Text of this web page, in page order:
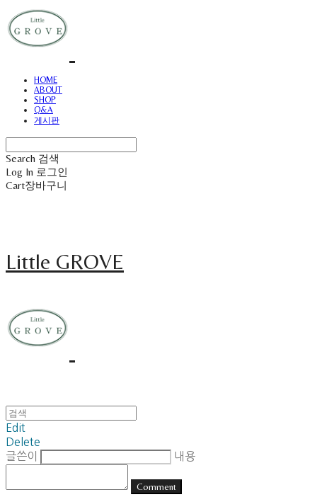
HOME
ABOUT
SHOP
Q&A
게시판
Search 검색
Log In 로그인
Cart장바구니
Little GROVE
Edit
Delete
글쓴이
내용
Comment